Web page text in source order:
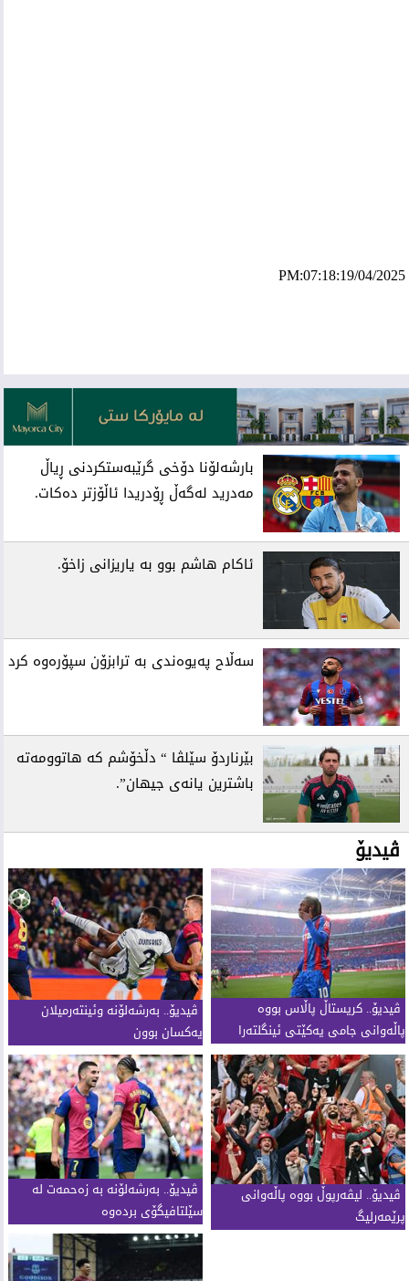
PM:07:18:19/04/2025
بارشەلۆنا دۆخی گرێبەستکردنی ڕیاڵ
مەدرید لەگەڵ ڕۆدریدا ئاڵۆزتر دەکات.
ئاکام هاشم بوو بە یاریزانی زاخۆ.
سەڵاح پەیوەندی بە ترابزۆن سپۆرەوە کرد
بێرناردۆ سێلڤا “ دڵخۆشم کە هاتوومەتە
باشترین یانەی جیهان”.
ڤیدیۆ
ڤیدیۆ.. كریستاڵ پاڵاس بووە
پاڵەوانی جامی یەكێتی ئینگلتەرا
ڤیدیۆ.. بەرشەلۆنە وئینتەرمیلان
یەکسان بوون
ڤیدیۆ.. لیڤەرپوڵ بووە پاڵەوانی
پرێمەرلیگ
ڤیدیۆ.. بەرشەلۆنە بە زەحمەت لە
سێلتافیگۆی بردەوە